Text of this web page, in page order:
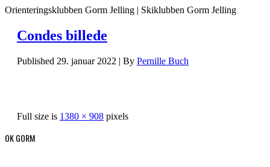
Orienteringsklubben Gorm Jelling | Skiklubben Gorm Jelling
Condes billede
Published 29. januar 2022 | By Pernille Buch
Full size is 1380 × 908 pixels
OK GORM